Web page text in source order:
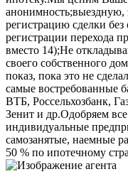
регистрацию сделки
регистрации перехода
вместо 14);Не
своего собственного
показ, пока это не
самые востребованные
ВТБ, Россельхозбанк,
Зенит и др.Одобряем
индивидуальные
самозанятые, наемные
50 % по ипотечному